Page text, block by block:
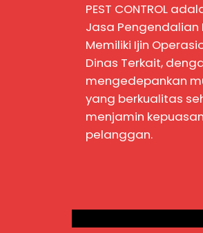
PEST CONTROL
Jasa Pengendalian
Memiliki Ijin
Dinas Terkait,
mengedepankan
yang berkualitas
menjamin
pelanggan.